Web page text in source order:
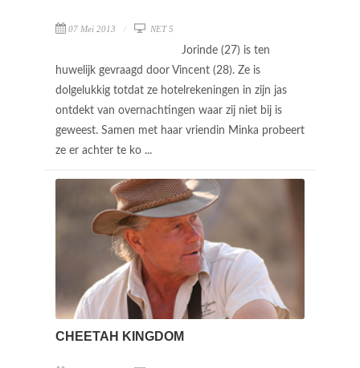
07 Mei 2013 NET 5
Jorinde (27) is ten
huwelijk gevraagd door Vincent (28). Ze is
dolgelukkig totdat ze hotelrekeningen in zijn jas
ontdekt van overnachtingen waar zij niet bij is
geweest. Samen met haar vriendin Minka probeert
ze er achter te ko ...
CHEETAH KINGDOM